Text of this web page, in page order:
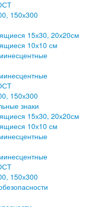
150х300
15х30, 20х20см
10х10 см
150х300
знаки
15х30, 20х20см
10х10 см
150х300